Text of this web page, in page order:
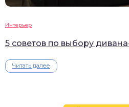
Интерьер
5 советов по выбору
Читать далее